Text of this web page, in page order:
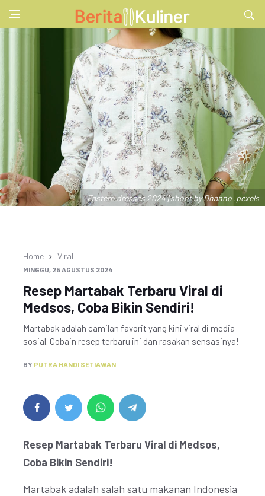
Eastern dresses 2024 | shoot by Dhanno .pexels
Home Viral
MINGGU, 25 AGUSTUS 2024
Resep Martabak Terbaru Viral di
Medsos, Coba Bikin Sendiri!
Martabak adalah camilan favorit yang kini viral di media
sosial. Cobain resep terbaru ini dan rasakan sensasinya!
BY PUTRA HANDI SETIAWAN
Resep Martabak Terbaru Viral di Medsos,
Coba Bikin Sendiri!
Martabak adalah salah satu makanan Indonesia